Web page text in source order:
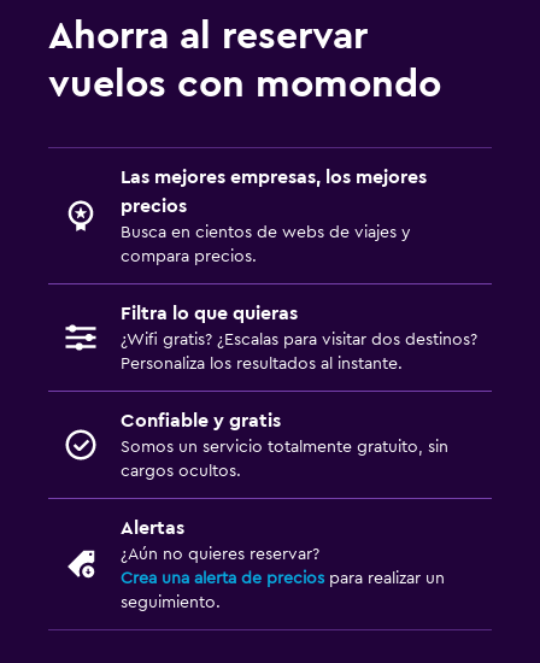
Ahorra al reservar
vuelos con momondo
Las mejores empresas, los mejores
precios
Busca en cientos de webs de viajes y
compara precios.
Filtra lo que quieras
¿Wifi gratis? ¿Escalas para visitar dos destinos?
Personaliza los resultados al instante.
Confiable y gratis
Somos un servicio totalmente gratuito, sin
cargos ocultos.
Alertas
¿Aún no quieres reservar?
Crea una alerta de precios para realizar un
seguimiento.